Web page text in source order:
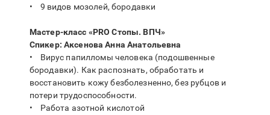
• 9 видов мозолей, бородавки
Мастер-класс «PRO Стопы. ВПЧ»
Спикер: Аксенова Анна Анатольевна
• Вирус папилломы человека (подошвенные
бородавки). Как распознать, обработать и
восстановить кожу безболезненно, без рубцов и
потери трудоспособности.
• Работа азотной кислотой